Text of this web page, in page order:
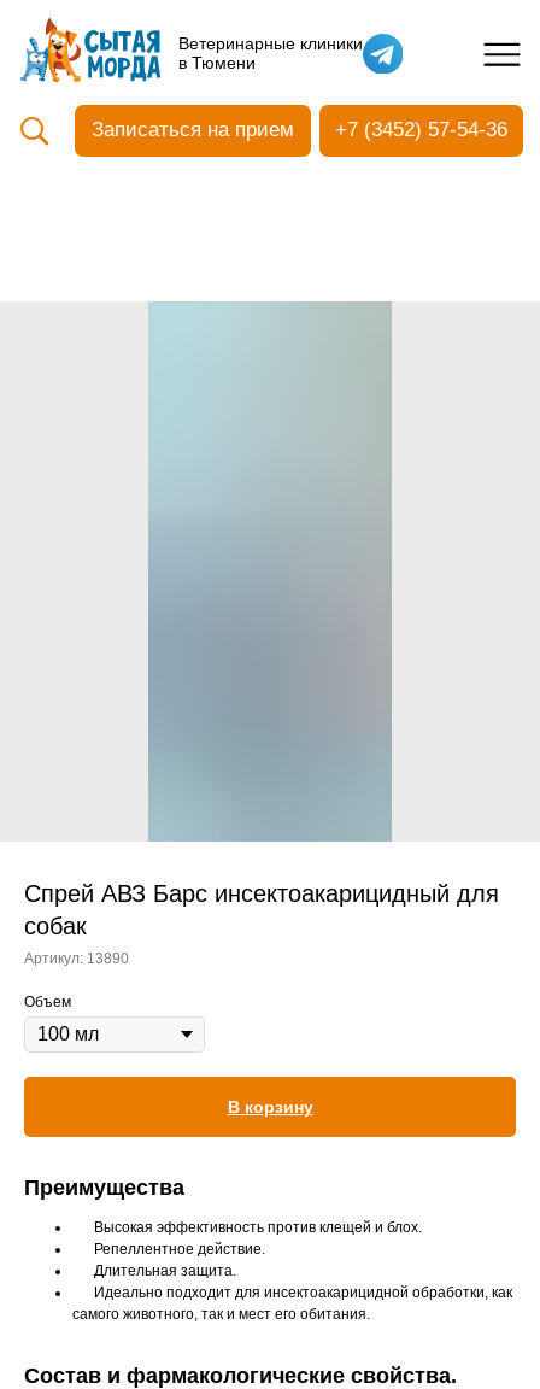
Ветеринарные клиники
в Тюмени
Кастрация собак
Вакцинация
Ультразвуковая чистка зубов
Общий анализ крови
Лечение хомяков
Лечение шиншилл
Спрей АВЗ Барс инсектоакарицидный для
собак
Артикул: 13890
Объем
В корзину
Преимущества
Высокая эффективность против клещей и блох.
Репеллентное действие.
Длительная защита.
Идеально подходит для инсектоакарицидной обработки, как
самого животного, так и мест его обитания.
Состав и фармакологические свойства.